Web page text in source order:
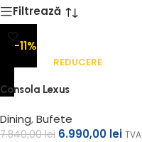
Filtrează
-11%
Consola Lexus
Dining,Bufete
7.840,00lei 6.990,00 lei TVA